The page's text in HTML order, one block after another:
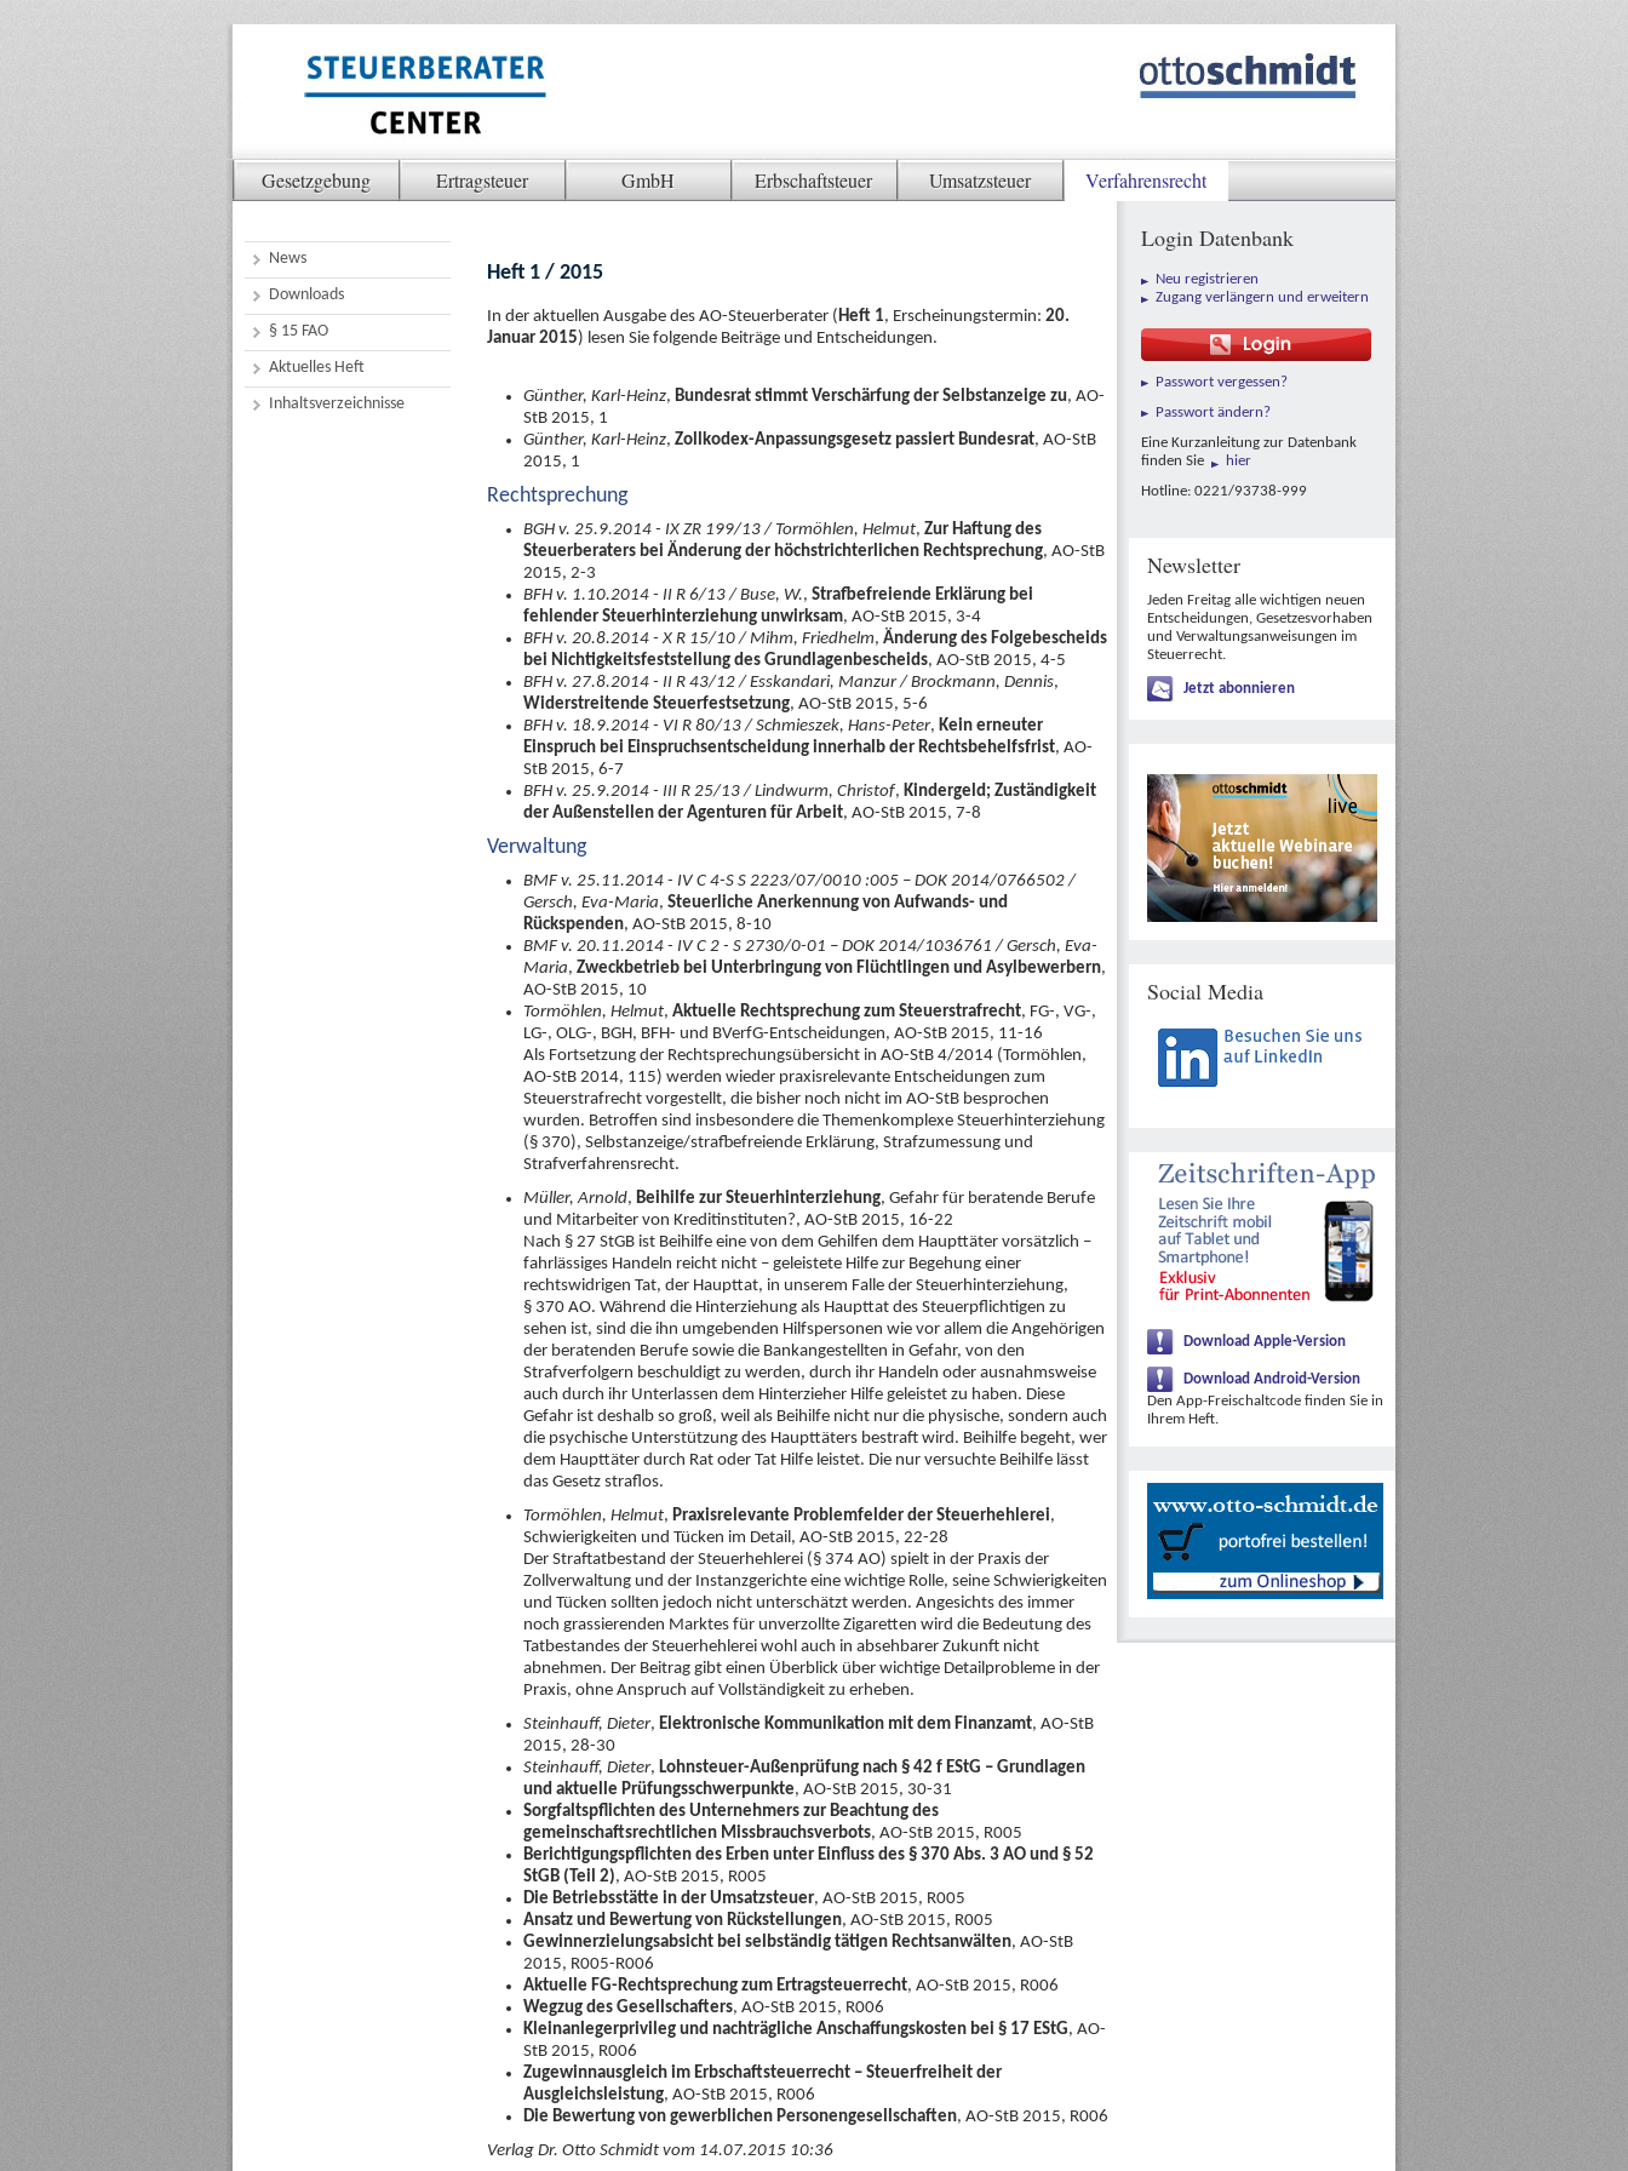
Gesetzgebung Ertragsteuer GmbH Erbschaftsteuer Umsatzsteuer Verfahrensrecht
News
Downloads
§ 15 FAO
Aktuelles Heft
Inhaltsverzeichnisse
Heft 1 / 2015
In der aktuellen Ausgabe des AO-Steuerberater (Heft 1, Erscheinungstermin: 20.
Januar 2015) lesen Sie folgende Beiträge und Entscheidungen.
Günther, Karl-Heinz, Bundesrat stimmt Verschärfung der Selbstanzeige zu, AO-
StB 2015, 1
Günther, Karl-Heinz, Zollkodex-Anpassungsgesetz passiert Bundesrat, AO-StB
2015, 1
Rechtsprechung
BGH v. 25.9.2014 - IX ZR 199/13 / Tormöhlen, Helmut, Zur Haftung des
Steuerberaters bei Änderung der höchstrichterlichen Rechtsprechung, AO-StB
2015, 2-3
BFH v. 1.10.2014 - II R 6/13 / Buse, W., Strafbefreiende Erklärung bei
fehlender Steuerhinterziehung unwirksam, AO-StB 2015, 3-4
BFH v. 20.8.2014 - X R 15/10 / Mihm, Friedhelm, Änderung des Folgebescheids
bei Nichtigkeitsfeststellung des Grundlagenbescheids, AO-StB 2015, 4-5
BFH v. 27.8.2014 - II R 43/12 / Esskandari, Manzur / Brockmann, Dennis,
Widerstreitende Steuerfestsetzung, AO-StB 2015, 5-6
BFH v. 18.9.2014 - VI R 80/13 / Schmieszek, Hans-Peter, Kein erneuter
Einspruch bei Einspruchsentscheidung innerhalb der Rechtsbehelfsfrist, AO-
StB 2015, 6-7
BFH v. 25.9.2014 - III R 25/13 / Lindwurm, Christof, Kindergeld; Zuständigkeit
der Außenstellen der Agenturen für Arbeit, AO-StB 2015, 7-8
Verwaltung
BMF v. 25.11.2014 - IV C 4-S S 2223/07/0010 :005 – DOK 2014/0766502 /
Gersch, Eva-Maria, Steuerliche Anerkennung von Aufwands- und
Rückspenden, AO-StB 2015, 8-10
BMF v. 20.11.2014 - IV C 2 - S 2730/0-01 – DOK 2014/1036761 / Gersch, Eva-
Maria, Zweckbetrieb bei Unterbringung von Flüchtlingen und Asylbewerbern,
AO-StB 2015, 10
Tormöhlen, Helmut, Aktuelle Rechtsprechung zum Steuerstrafrecht, FG-, VG-,
LG-, OLG-, BGH, BFH- und BVerfG-Entscheidungen, AO-StB 2015, 11-16
Als Fortsetzung der Rechtsprechungsübersicht in AO-StB 4/2014 (Tormöhlen,
AO-StB 2014, 115) werden wieder praxisrelevante Entscheidungen zum
Steuerstrafrecht vorgestellt, die bisher noch nicht im AO-StB besprochen
wurden. Betroffen sind insbesondere die Themenkomplexe Steuerhinterziehung
(§ 370), Selbstanzeige/strafbefreiende Erklärung, Strafzumessung und
Strafverfahrensrecht.
Müller, Arnold, Beihilfe zur Steuerhinterziehung, Gefahr für beratende Berufe
und Mitarbeiter von Kreditinstituten?, AO-StB 2015, 16-22
Nach § 27 StGB ist Beihilfe eine von dem Gehilfen dem Haupttäter vorsätzlich –
fahrlässiges Handeln reicht nicht – geleistete Hilfe zur Begehung einer
rechtswidrigen Tat, der Haupttat, in unserem Falle der Steuerhinterziehung,
§ 370 AO. Während die Hinterziehung als Haupttat des Steuerpflichtigen zu
sehen ist, sind die ihn umgebenden Hilfspersonen wie vor allem die Angehörigen
der beratenden Berufe sowie die Bankangestellten in Gefahr, von den
Strafverfolgern beschuldigt zu werden, durch ihr Handeln oder ausnahmsweise
auch durch ihr Unterlassen dem Hinterzieher Hilfe geleistet zu haben. Diese
Gefahr ist deshalb so groß, weil als Beihilfe nicht nur die physische, sondern auch
die psychische Unterstützung des Haupttäters bestraft wird. Beihilfe begeht, wer
dem Haupttäter durch Rat oder Tat Hilfe leistet. Die nur versuchte Beihilfe lässt
das Gesetz straflos.
Tormöhlen, Helmut, Praxisrelevante Problemfelder der Steuerhehlerei,
Schwierigkeiten und Tücken im Detail, AO-StB 2015, 22-28
Der Straftatbestand der Steuerhehlerei (§ 374 AO) spielt in der Praxis der
Zollverwaltung und der Instanzgerichte eine wichtige Rolle, seine Schwierigkeiten
und Tücken sollten jedoch nicht unterschätzt werden. Angesichts des immer
noch grassierenden Marktes für unverzollte Zigaretten wird die Bedeutung des
Tatbestandes der Steuerhehlerei wohl auch in absehbarer Zukunft nicht
abnehmen. Der Beitrag gibt einen Überblick über wichtige Detailprobleme in der
Praxis, ohne Anspruch auf Vollständigkeit zu erheben.
Steinhauff, Dieter, Elektronische Kommunikation mit dem Finanzamt, AO-StB
2015, 28-30
Steinhauff, Dieter, Lohnsteuer-Außenprüfung nach § 42 f EStG – Grundlagen
und aktuelle Prüfungsschwerpunkte, AO-StB 2015, 30-31
Sorgfaltspflichten des Unternehmers zur Beachtung des
gemeinschaftsrechtlichen Missbrauchsverbots, AO-StB 2015, R005
Berichtigungspflichten des Erben unter Einfluss des § 370 Abs. 3 AO und § 52
StGB (Teil 2), AO-StB 2015, R005
Die Betriebsstätte in der Umsatzsteuer, AO-StB 2015, R005
Ansatz und Bewertung von Rückstellungen, AO-StB 2015, R005
Gewinnerzielungsabsicht bei selbständig tätigen Rechtsanwälten, AO-StB
2015, R005-R006
Aktuelle FG-Rechtsprechung zum Ertragsteuerrecht, AO-StB 2015, R006
Wegzug des Gesellschafters, AO-StB 2015, R006
Kleinanlegerprivileg und nachträgliche Anschaffungskosten bei § 17 EStG, AO-
StB 2015, R006
Zugewinnausgleich im Erbschaftsteuerrecht – Steuerfreiheit der
Ausgleichsleistung, AO-StB 2015, R006
Die Bewertung von gewerblichen Personengesellschaften, AO-StB 2015, R006
Verlag Dr. Otto Schmidt vom 14.07.2015 10:36
Login Datenbank
Neu registrieren
Zugang verlängern und erweitern
Passwort vergessen?
Passwort ändern?
Eine Kurzanleitung zur Datenbank
finden Sie
hier
Hotline: 0221/93738-999
Newsletter
Jeden Freitag alle wichtigen neuen
Entscheidungen, Gesetzesvorhaben
und Verwaltungsanweisungen im
Steuerrecht.
Jetzt abonnieren
Social Media
Download Apple-Version
Download Android-Version
Den App-Freischaltcode finden Sie in
Ihrem Heft.